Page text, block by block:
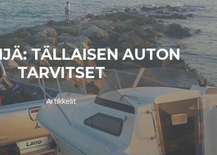
TÄLLAISEN AUTON
TARVITSET
Artikkelit